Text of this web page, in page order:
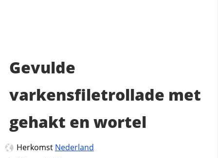
Gevulde
varkensfiletrollade met
gehakt en wortel
Herkomst Nederland